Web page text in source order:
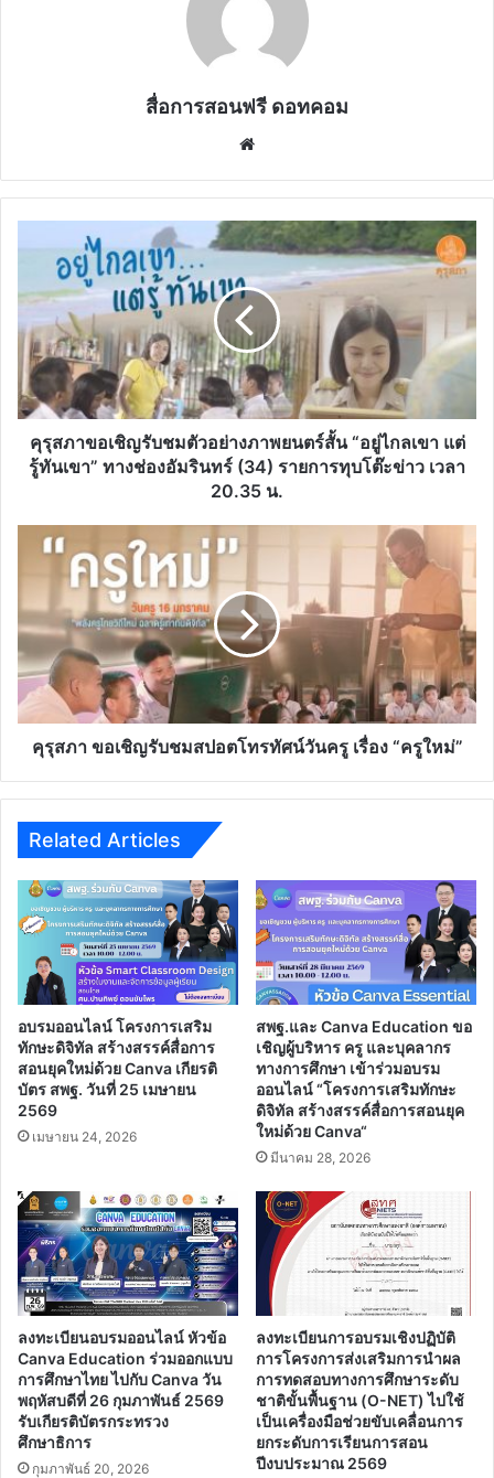
สื่อการสอนฟรี ดอทคอม
สภา
เชิญ
รับ
ชม
ตัวอย่าง
ภาพยนตร์
สั้น
“อยู่
ไกล
เขา”
อัม
ริ
นทร์
(34)
รายการ
ทุบ
ข่าว
20.35
น.
คุรุสภาขอเชิญรับชมตัวอย่างภาพยนตร์สั้น “อยู่ไกลเขา แต่
รู้ทันเขา” ทางช่องอัมรินทร์ (34) รายการทุบโต๊ะข่าว เวลา
20.35 น.
สภา
ขอ
รับ
ชม
ส
ปอ
ต
โทรทัศน์
ใหม่”
คุรุสภา ขอเชิญรับชมสปอตโทรทัศน์วันครู เรื่อง “ครูใหม่”
Related Articles
อบรมออนไลน์ โครงการเสริม
ทักษะดิจิทัล สร้างสรรค์สื่อการ
สอนยุคใหม่ด้วย Canva เกียรติ
บัตร สพฐ. วันที่ 25 เมษายน
2569
เมษายน 24, 2026
สพฐ.และ Canva Education ขอ
เชิญผู้บริหาร ครู และบุคลากร
ทางการศึกษา เข้าร่วมอบรม
ออนไลน์ “โครงการเสริมทักษะ
ดิจิทัล สร้างสรรค์สื่อการสอนยุค
ใหม่ด้วย Canva“
มีนาคม 28, 2026
ลงทะเบียนอบรมออนไลน์ หัวข้อ
Canva Education ร่วมออกแบบ
การศึกษาไทย ไปกับ Canva วัน
พฤหัสบดีที่ 26 กุมภาพันธ์ 2569
รับเกียรติบัตรกระทรวง
ศึกษาธิการ
กุมภาพันธ์ 20, 2026
ลงทะเบียนการอบรมเชิงปฏิบัติ
การโครงการส่งเสริมการนำผล
การทดสอบทางการศึกษาระดับ
ชาติขั้นพื้นฐาน (O-NET) ไปใช้
เป็นเครื่องมือช่วยขับเคลื่อนการ
ยกระดับการเรียนการสอน
ปีงบประมาณ 2569